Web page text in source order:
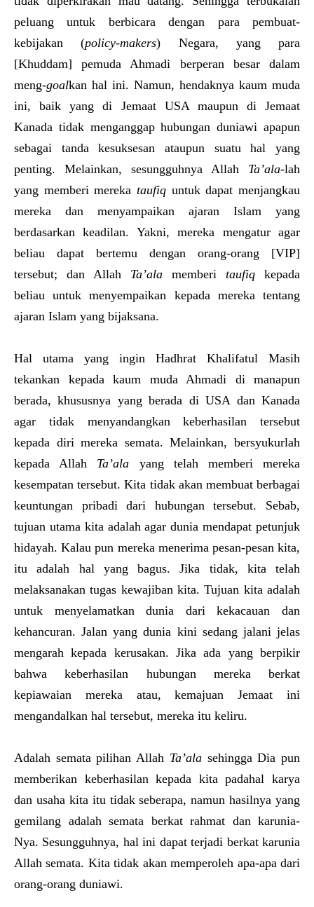
peluang untuk berbicara dengan para pembuat-
kebijakan (policy-makers) Negara, yang para
[Khuddam] pemuda Ahmadi berperan besar dalam
meng-goalkan hal ini. Namun, hendaknya kaum muda
ini, baik yang di Jemaat USA maupun di Jemaat
Kanada tidak menganggap hubungan duniawi apapun
sebagai tanda kesuksesan ataupun suatu hal yang
penting. Melainkan, sesungguhnya Allah Ta’ala-lah
yang memberi mereka taufiq untuk dapat menjangkau
mereka dan menyampaikan ajaran Islam yang
berdasarkan keadilan. Yakni, mereka mengatur agar
beliau dapat bertemu dengan orang-orang [VIP]
tersebut; dan Allah Ta’ala memberi taufiq kepada
beliau untuk menyempaikan kepada mereka tentang
ajaran Islam yang bijaksana.
Hal utama yang ingin Hadhrat Khalifatul Masih
tekankan kepada kaum muda Ahmadi di manapun
berada, khususnya yang berada di USA dan Kanada
agar tidak menyandangkan keberhasilan tersebut
kepada diri mereka semata. Melainkan, bersyukurlah
kepada Allah Ta’ala yang telah memberi mereka
kesempatan tersebut. Kita tidak akan membuat berbagai
keuntungan pribadi dari hubungan tersebut. Sebab,
tujuan utama kita adalah agar dunia mendapat petunjuk
hidayah. Kalau pun mereka menerima pesan-pesan kita,
itu adalah hal yang bagus. Jika tidak, kita telah
melaksanakan tugas kewajiban kita. Tujuan kita adalah
untuk menyelamatkan dunia dari kekacauan dan
kehancuran. Jalan yang dunia kini sedang jalani jelas
mengarah kepada kerusakan. Jika ada yang berpikir
bahwa keberhasilan hubungan mereka berkat
kepiawaian mereka atau, kemajuan Jemaat ini
mengandalkan hal tersebut, mereka itu keliru.
Adalah semata pilihan Allah Ta’alasehingga Dia pun
memberikan keberhasilan kepada kita padahal karya
dan usaha kita itu tidak seberapa, namun hasilnya yang
gemilang adalah semata berkat rahmat dan karunia-
Nya. Sesungguhnya, hal ini dapat terjadi berkat karunia
Allah semata. Kita tidak akan memperoleh apa-apa dari
orang-orang duniawi.